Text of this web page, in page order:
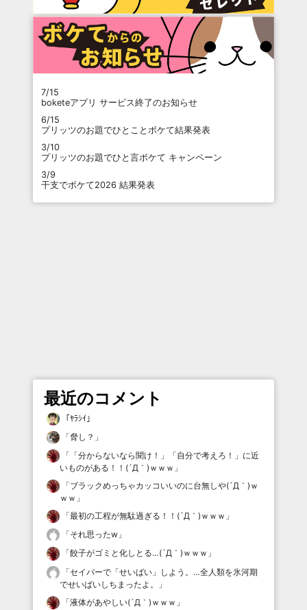
7/15
boketeアプリ サービス終了のお知らせ
6/15
プリッツのお題でひとことボケて結果発表
3/10
プリッツのお題でひと言ボケて キャンペーン
3/9
干支でボケて2026 結果発表
最近のコメント
「ﾔﾗｼｲ 」
「脅し？ 」
「 「分からないなら聞け！」「自分で考えろ！」に近
いものがある！！(´Д｀)ｗｗｗ 」
「ブラックめっちゃカッコいいのに台無しや(´Д｀)ｗ
ｗｗ 」
「最初の工程が無駄過ぎる！！(´Д｀)ｗｗｗ 」
「それ思ったw 」
「餃子がゴミと化しとる…(´Д｀)ｗｗｗ 」
「セイバーで「せいばい」しよう。…全人類を氷河期
でせいばいしちまったよ。
」
「液体があやしい(´Д｀)ｗｗｗ 」